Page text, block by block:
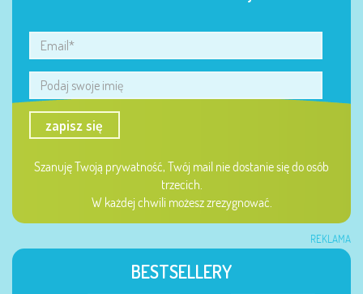
zapisz się
Szanuję Twoją prywatność, Twój mail nie dostanie się do osób
trzecich.
W każdej chwili możesz zrezygnować.
REKLAMA
BESTSELLERY